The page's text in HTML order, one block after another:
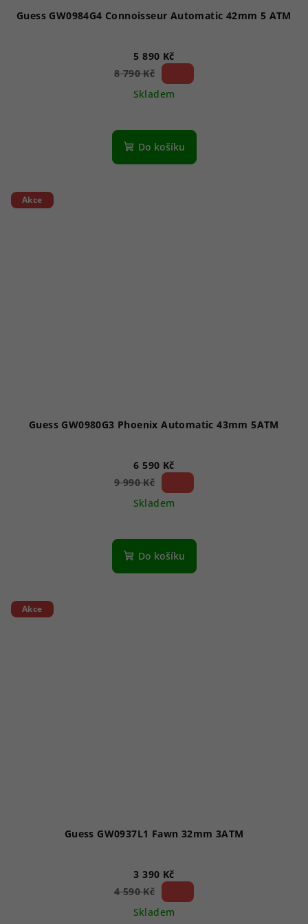
Guess GW0984G4 Connoisseur Automatic 42mm 5 ATM
5 890 Kč
8 790 Kč
Skladem
Do košíku
Akce
Guess GW0980G3 Phoenix Automatic 43mm 5ATM
6 590 Kč
9 990 Kč
Skladem
Do košíku
Akce
Guess GW0937L1 Fawn 32mm 3ATM
3 390 Kč
4 590 Kč
Skladem